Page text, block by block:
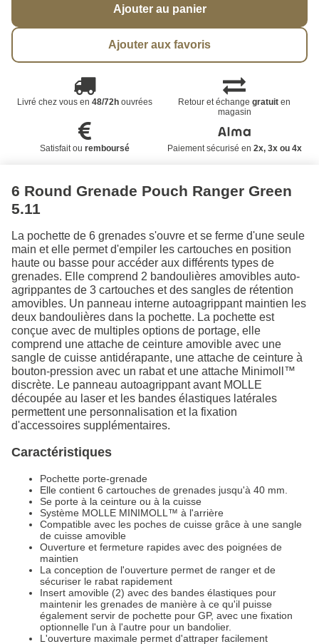
Ajouter au panier
Ajouter aux favoris
Livré chez vous en 48/72houvrées Retour et échangegratuit en
magasin
Satisfait ou remboursé Paiement sécurisé en 2x, 3x ou 4x
6 Round Grenade Pouch Ranger Green
5.11
La pochette de 6 grenades s'ouvre et se ferme d'une seule
main et elle permet d'empiler les cartouches en position
haute ou basse pour accéder aux différents types de
grenades. Elle comprend 2 bandoulières amovibles auto-
agrippantes de 3 cartouches et des sangles de rétention
amovibles. Un panneau interne autoagrippant maintien les
deux bandoulières dans la pochette. La pochette est
conçue avec de multiples options de portage, elle
comprend une attache de ceinture amovible avec une
sangle de cuisse antidérapante, une attache de ceinture à
bouton-pression avec un rabat et une attache Minimoll™
discrète. Le panneau autoagrippant avant MOLLE
découpée au laser et les bandes élastiques latérales
permettent une personnalisation et la fixation
d'accessoires supplémentaires.
Caractéristiques
Pochette porte-grenade
Elle contient 6 cartouches de grenades jusqu'à 40 mm.
Se porte à la ceinture ou à la cuisse
Système MOLLE MINIMOLL™ à l'arrière
Compatible avec les poches de cuisse grâce à une sangle
de cuisse amovible
Ouverture et fermeture rapides avec des poignées de
maintien
La conception de l'ouverture permet de ranger et de
sécuriser le rabat rapidement
Insert amovible (2) avec des bandes élastiques pour
maintenir les grenades de manière à ce qu'il puisse
également servir de pochette pour GP, avec une fixation
optionnelle l'un à l'autre pour un bandolier.
L'ouverture maximale permet d'attraper facilement